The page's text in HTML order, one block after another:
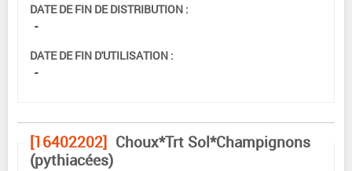
DATE DE FIN DE DISTRIBUTION :
-
DATE DE FIN D'UTILISATION :
-
[16402202] Choux*Trt Sol*Champignons
(pythiacées)